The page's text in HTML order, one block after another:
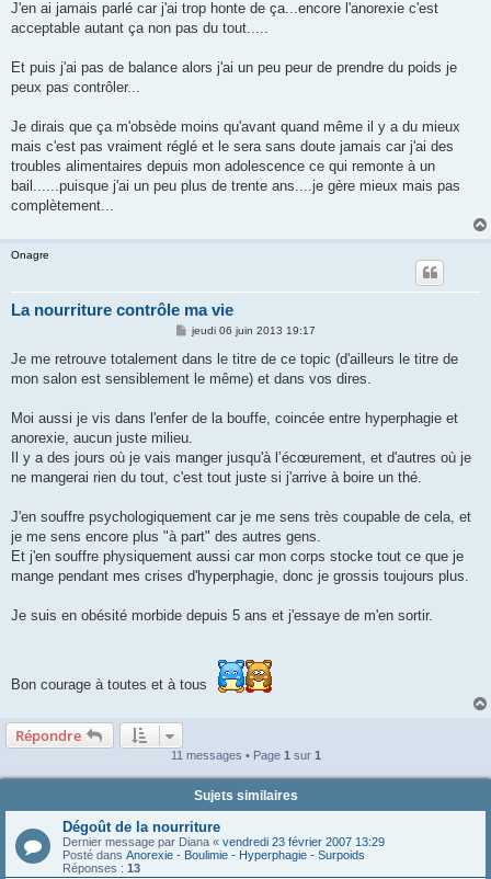
J'en ai jamais parlé car j'ai trop honte de ça...encore l'anorexie c'est
acceptable autant ça non pas du tout.....
Et puis j'ai pas de balance alors j'ai un peu peur de prendre du poids je
peux pas contrôler...
Je dirais que ça m'obsède moins qu'avant quand même il y a du mieux
mais c'est pas vraiment réglé et le sera sans doute jamais car j'ai des
troubles alimentaires depuis mon adolescence ce qui remonte à un
bail......puisque j'ai un peu plus de trente ans....je gère mieux mais pas
complètement...
Onagre
La nourriture contrôle ma vie
M
s
a
jeudi 06 juin 2013 19:17
Je me retrouve totalement dans le titre de ce topic (d'ailleurs le titre de
mon salon est sensiblement le même) et dans vos dires.
Moi aussi je vis dans l'enfer de la bouffe, coincée entre hyperphagie et
anorexie, aucun juste milieu.
Il y a des jours où je vais manger jusqu'à l’écœurement, et d'autres où je
ne mangerai rien du tout, c'est tout juste si j'arrive à boire un thé.
J'en souffre psychologiquement car je me sens très coupable de cela, et
je me sens encore plus "à part" des autres gens.
Et j'en souffre physiquement aussi car mon corps stocke tout ce que je
mange pendant mes crises d'hyperphagie, donc je grossis toujours plus.
Je suis en obésité morbide depuis 5 ans et j'essaye de m'en sortir.
Bon courage à toutes et à tous
Répondre
11 messages • Page 1 sur 1
Sujets similaires
Dégoût de la nourriture
Dernier message par Diana « vendredi 23 février 2007 13:29
Posté dans Anorexie - Boulimie - Hyperphagie - Surpoids
Réponses : 13